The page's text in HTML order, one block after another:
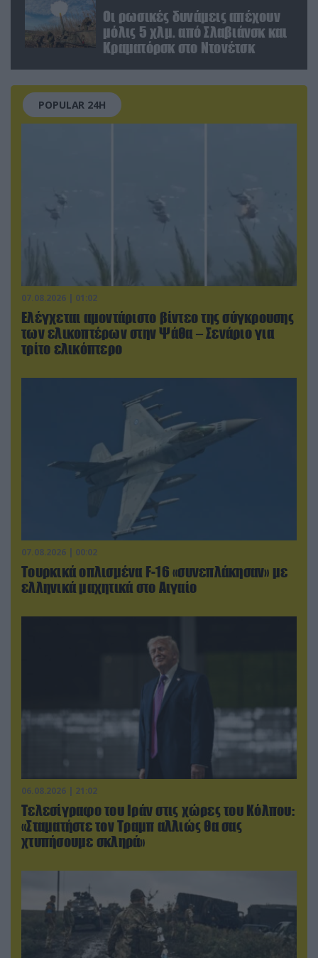
Οι ρωσικές δυνάμεις απέχουν
μόλις 5 χλμ. από Σλαβιάνσκ και
Κραματόρσκ στο Ντονέτσκ
POPULAR 24H
07.08.2026 | 01:02
Ελέγχεται αμοντάριστο βίντεο της σύγκρουσης
των ελικοπτέρων στην Ψάθα – Σενάριο για
τρίτο ελικόπτερο
07.08.2026 | 00:02
Τουρκικά οπλισμένα F-16 «συνεπλάκησαν» με
ελληνικά μαχητικά στο Αιγαίο
06.08.2026 | 21:02
Τελεσίγραφο του Ιράν στις χώρες του Κόλπου:
«Σταματήστε τον Τραμπ αλλιώς θα σας
χτυπήσουμε σκληρά»